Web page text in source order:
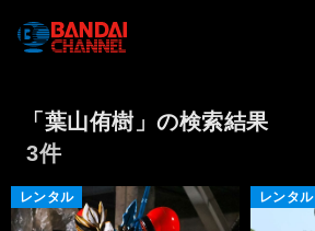
「葉山侑樹」の検索結果
3件
レンタル レンタル